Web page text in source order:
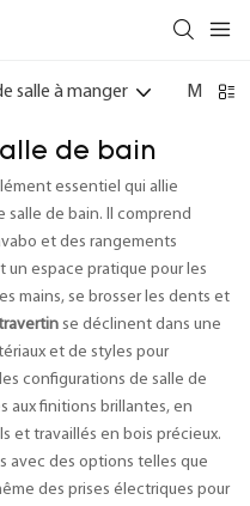
salle à manger
de bain
essentiel qui allie
de bain. Il comprend
et des rangements
un espace pratique pour les
mains, se brosser les dents et
se déclinent dans une
et de styles pour
configurations de salle de
aux finitions brillantes, en
et travaillés en bois précieux.
avec des options telles que
des prises électriques pour